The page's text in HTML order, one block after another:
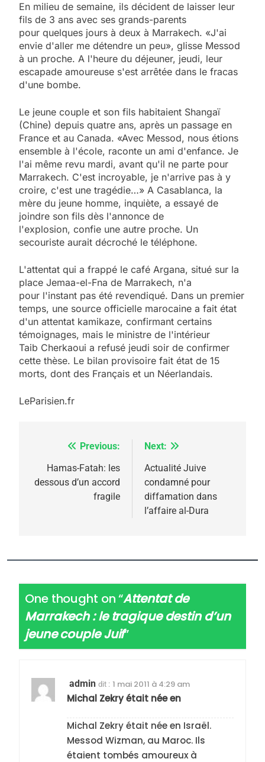
En milieu de semaine, ils décident de laisser leur
fils de 3 ans avec ses grands-parents
pour quelques jours à deux à Marrakech. «J'ai
envie d'aller me détendre un peu», glisse Messod
à un proche. A l'heure du déjeuner, jeudi, leur
escapade amoureuse s'est arrêtée dans le fracas
d'une bombe.
Le jeune couple et son fils habitaient Shangaï
(Chine) depuis quatre ans, après un passage en
France et au Canada. «Avec Messod, nous étions
ensemble à l'école, raconte un ami d'enfance. Je
l'ai même revu mardi, avant qu'il ne parte pour
Marrakech. C'est incroyable, je n'arrive pas à y
croire, c'est une tragédie…» A Casablanca, la
mère du jeune homme, inquiète, a essayé de
joindre son fils dès l'annonce de
l'explosion, confie une autre proche. Un
secouriste aurait décroché le téléphone.
L'attentat qui a frappé le café Argana, situé sur la
place Jemaa-el-Fna de Marrakech, n'a
pour l'instant pas été revendiqué. Dans un premier
temps, une source officielle marocaine a fait état
d'un attentat kamikaze, confirmant certains
témoignages, mais le ministre de l'intérieur
Taib Cherkaoui a refusé jeudi soir de confirmer
cette thèse. Le bilan provisoire fait état de 15
morts, dont des Français et un Néerlandais.
LeParisien.fr
NavigationPrevious:
Hamas-Fatah: les
dessous d’un accord
fragile
Next:
Actualité Juive
condamné pour
diffamation dans
l’affaire al-Dura
One thought on “Attentat de
Marrakech : le tragique destin d’un
jeune couple Juif”
admin dit : 1 mai 2011 à 4:29 am
Michal Zekry était née en
Michal Zekry était née en Israël.
Messod Wizman, au Maroc. Ils
étaient tombés amoureux à